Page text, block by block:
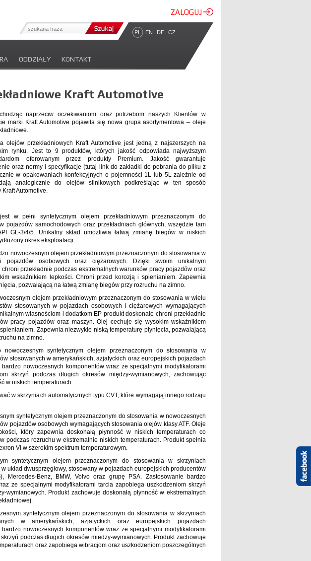
ZALOGUJ
PL EN DE CZ
ODDZIAŁY KONTAKT
Kraft Automotive
naprzeciw oczekiwaniom oraz potrzebom naszych Klientów w
marki Kraft Automotive pojawiła się nowa grupa asortymentowa – oleje
olejów przekładniowych Kraft Automotive jest jedną z najszerszych na
rynku. Jest to 9 produktów, których jakość odpowiada najwyższym
oferowanym przez produkty Premium. Jakość gwarantuje
oraz normy i specyfikacje (tutaj link do zakładki do pobrania do pliku z
w opakowaniach konfekcyjnych o pojemności 1L lub 5L zależnie od
analogicznie do olejów silnikowych podkreślając w ten sposób
Automotive.
w pełni syntetycznym olejem przekładniowym przeznaczonym do
pojazdów samochodowych oraz przekładniach głównych, wszędzie tam
GL-3/4/5. Unikalny skład umożliwia łatwą zmianę biegów w niskich
okres eksploatacji.
nowoczesnym olejem przekładniowym przeznaczonym do stosowania w
pojazdów osobowych oraz ciężarowych. Dzięki swoim unikalnym
przekładnie podczas ekstremalnych warunków pracy pojazdów oraz
wskaźnikiem lepkości. Chroni przed korozją i spienianiem. Zapewnia
pozwalającą na łatwą zmianę biegów przy rozruchu na zimno.
olejem przekładniowym przeznaczonym do stosowania w wielu
stosowanych w pojazdach osobowych i ciężarowych wymagających
własnościom i dodatkom EP produkt doskonale chroni przekładnie
pracy pojazdów oraz maszyn. Olej cechuje się wysokim wskaźnikiem
Zapewnia niezwykle niską temperaturę płynięcia, pozwalającą
na zimno.
syntetycznym olejem przeznaczonym do stosowania w
stosowanych w amerykańskich, azjatyckich oraz europejskich pojazdach
nowoczesnych komponentów wraz ze specjalnymi modyfikatorami
skrzyń podczas długich okresów między-wymianowych, zachowując
w niskich temperaturach.
w skrzyniach automatycznych typu CVT, które wymagają innego rodzaju
syntetycznym olejem przeznaczonym do stosowania w nowoczesnych
pojazdów osobowych wymagających stosowania olejów klasy ATF. Oleje
który zapewnia doskonałą płynność w niskich temperaturach co
podczas rozruchu w ekstremalnie niskich temperaturach. Produkt spełnia
VI w szerokim spektrum temperaturowym.
syntetycznym olejem przeznaczonym do stosowania w skrzyniach
układ dwusprzęgłowy, stosowany w pojazdach europejskich producentów
Mercedes-Benz, BMW, Volvo oraz grupę PSA. Zastosowanie bardzo
ze specjalnymi modyfikatorami tarcia zapobiega uszkodzeniom skrzyń
wymianowych. Produkt zachowuje doskonałą płynność w ekstremalnych
syntetycznym olejem przeznaczonym do stosowania w skrzyniach
w amerykańskich, azjatyckich oraz europejskich pojazdach
nowoczesnych komponentów wraz ze specjalnymi modyfikatorami
podczas długich okresów miedzy-wymianowych. Produkt zachowuje
oraz zapobiega wibracjom oraz uszkodzeniom poszczególnych